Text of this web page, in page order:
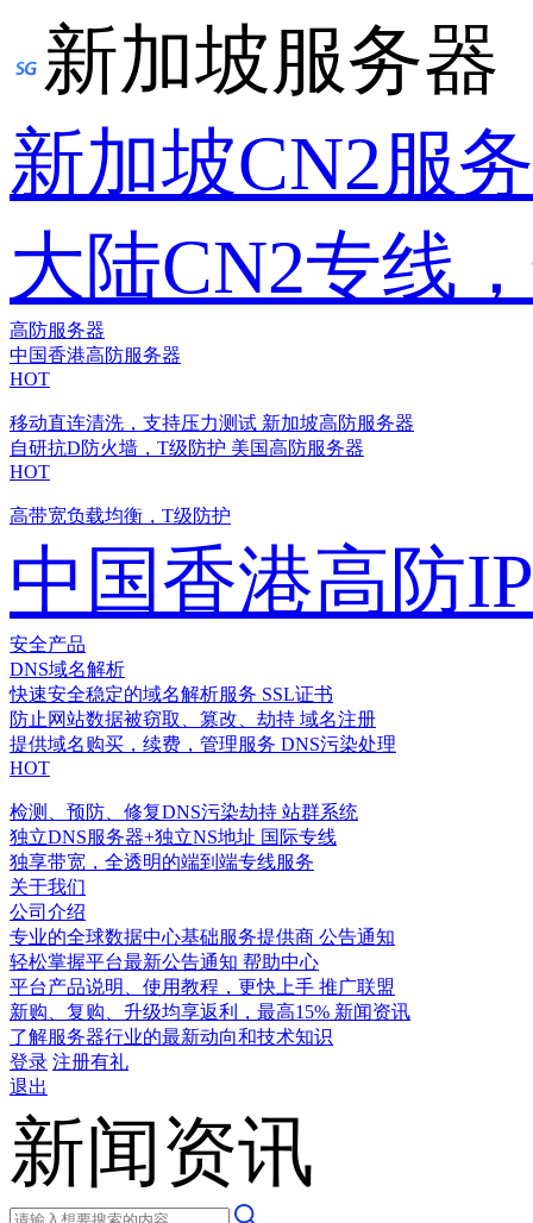
新加坡服务器
新加坡CN2服
大陆CN2专线
高防服务器
中国香港高防服务器
HOT
移动直连清洗，支持压力测试 新加坡高防服务器
自研抗D防火墙，T级防护 美国高防服务器
HOT
高带宽负载均衡，T级防护
中国香港高防IP
安全产品
DNS域名解析
快速安全稳定的域名解析服务 SSL证书
防止网站数据被窃取、篡改、劫持 域名注册
提供域名购买，续费，管理服务 DNS污染处理
HOT
检测、预防、修复DNS污染劫持 站群系统
独立DNS服务器+独立NS地址 国际专线
独享带宽，全透明的端到端专线服务
关于我们
公司介绍
专业的全球数据中心基础服务提供商 公告通知
轻松掌握平台最新公告通知 帮助中心
平台产品说明、使用教程，更快上手 推广联盟
新购、复购、升级均享返利，最高15% 新闻资讯
了解服务器行业的最新动向和技术知识
登录 注册有礼
退出
新闻资讯